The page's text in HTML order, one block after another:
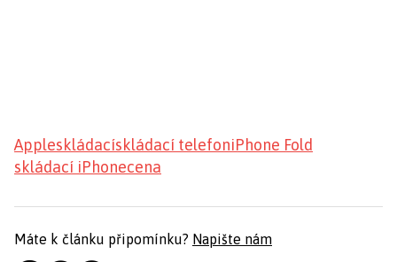
Appleskládacískládací telefoniPhone Fold
skládací iPhonecena
Máte k článku připomínku? Napište nám